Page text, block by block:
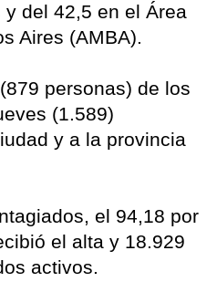
del 42,5 en el Área
Aires (AMBA).
personas) de los
(1.589)
y a la provincia
el 94,18 por
el alta y 18.929
activos.